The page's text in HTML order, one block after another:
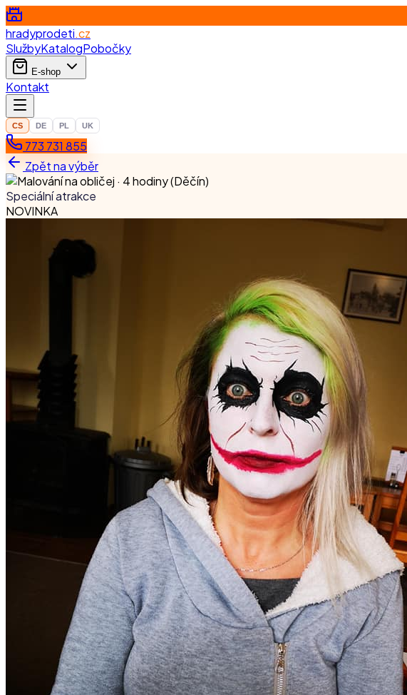
hradyprodeti.cz
SlužbyKatalogPobočky
E-shop
Kontakt
CS DE PL UK
773 731 855
Zpět na výběr
Speciální atrakce
NOVINKA